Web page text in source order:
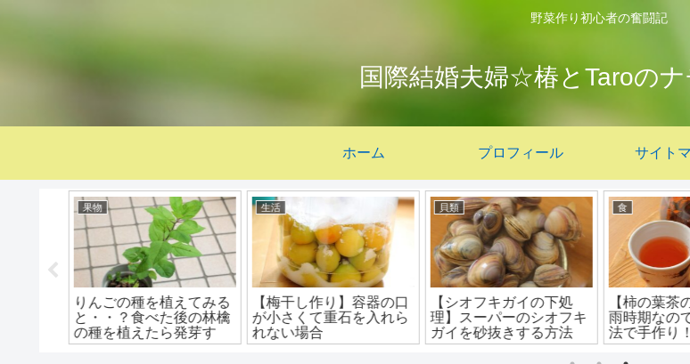
野菜作り初心者の奮闘記
国際結婚夫婦☆椿とTaroの
ホーム プロフィール サイト
生活
【梅干し作り】容器の口
が小さくて重石を入れら
れない場合
貝類
【シオフキガイの下処
理】スーパーのシオフキ
ガイを砂抜きする方法
食
【柿の葉茶の作り方】梅
雨時期なので蒸さない方
法で手作り！
食
【トコブシ
抜き（洗浄
味しい食べ方